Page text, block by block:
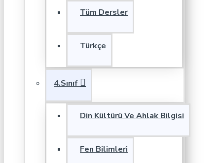
Tüm Dersler
Türkçe
4.Sınıf
Din Kültürü Ve Ahlak Bilgisi
Fen Bilimleri